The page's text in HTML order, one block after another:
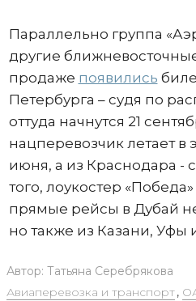
Параллельно группа
другие
продаже появились
Петербурга – судя по
оттуда начнутся 21
нацперевозчик летает в
июня, а из Краснодара -
того, лоукостер «Победа»
прямые рейсы в Дубай
но также из Казани, Уфы
Автор: Татьяна Серебрякова
Авиаперевозка и транспорт,